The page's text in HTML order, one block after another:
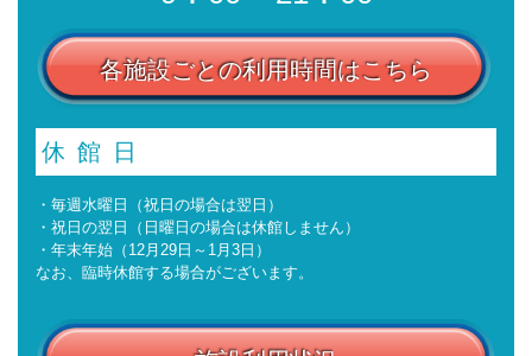
各施設ごとの利用時間はこちら
休館日
・毎週水曜日（祝日の場合は翌日）
・祝日の翌日（日曜日の場合は休館しません）
・年末年始（12月29日～1月3日）
なお、臨時休館する場合がございます。